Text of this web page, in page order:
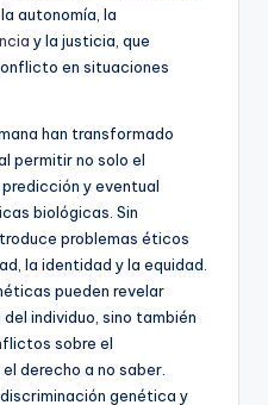
autonomía, la
y la justicia, que
en situaciones
han transformado
permitir no solo el
y eventual
biológicas. Sin
problemas éticos
la identidad y la equidad.
pueden revelar
individuo, sino también
sobre el
el derecho a no saber.
genética y